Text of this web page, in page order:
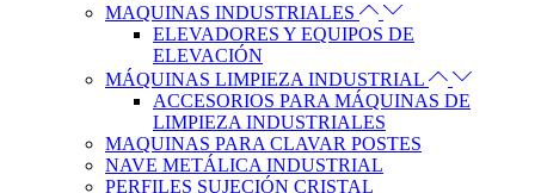
MAQUINAS INDUSTRIALES
ELEVADORES Y EQUIPOS DE
ELEVACIÓN
MÁQUINAS LIMPIEZA INDUSTRIAL
ACCESORIOS PARA MÁQUINAS DE
LIMPIEZA INDUSTRIALES
MAQUINAS PARA CLAVAR POSTES
NAVE METÁLICA INDUSTRIAL
PERFILES SUJECIÓN CRISTAL